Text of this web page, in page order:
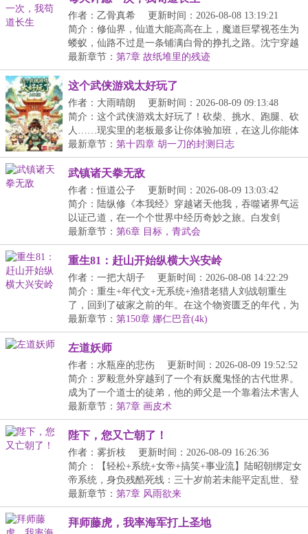
作者：乙骨真希
更新时间：2026-08-08 13:19:21
简介：修仙界，仙道大能高高在上，魔道巨擘视苍生为
蝼蚁，仙路不过是一条铺满白骨的挣扎之路。沈宁穿越
成...
最新章节： 第7章 故纸堆里的残迹
这个武侠游戏太好玩了
作者：大雨晴朗
更新时间：2026-08-09 09:13:48
简介：这个武侠游戏太好玩了！砍柴、挑水、跑腿、砍
人……现实里的老板最多让你体验加班，在这儿你能体
验...
最新章节： 第十四章 胡一刀的封测日志
武镇诸天拳无敌
作者：恒道公子
更新时间：2026-08-09 13:03:42
简介：陆纵修《本我经》穿越诸天他我，吞噬诸界气运
以证己道，在一个个世界中经历奇妙之旅。白发剑
仙：“...
最新章节： 第6章 目标，青武会
重生81：赶山开始纵横大兴安岭
作者：一把大胡子
更新时间：2026-08-08 14:22:29
简介：重生+年代文+无系统+渔猎老猎人刘战朝重生
了，回到了破家之前的年。在这个物资匮乏的年代，为
了一...
最新章节： 第150章 娜仁巴音(4k)
左道妖师
作者：水瓶座的悲伤
更新时间：2026-08-09 19:52:52
简介：罗毅意外穿越到了一个有妖魔鬼怪的古代世界。
成为了一个道士的徒弟，他的师父是一个靠着法术害人
谋...
最新章节： 第7章 画皮术
陛下，您又亡朝了！
作者：雾折枝
更新时间：2026-08-09 16:26:36
简介：【轻松+系统+女帝+搞笑+事业流】陆昭朝绑定女
帝系统，身负残酷死线：三十岁前若未能平定乱世、登
顶...
最新章节： 第7章 风雨欲来
拜师藤虎，我率海军打上圣地